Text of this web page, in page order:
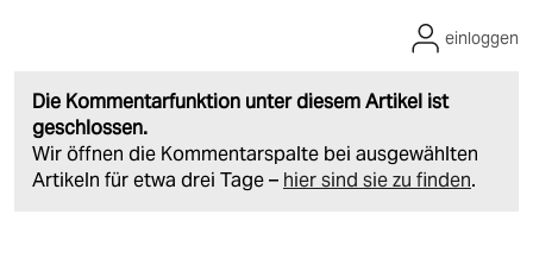
Die Kommentarfunktion unter diesem Artikel ist
geschlossen.
Wir öffnen die Kommentarspalte bei ausgewählten
Artikeln für etwa drei Tage – hier sind sie zu finden.
einloggen